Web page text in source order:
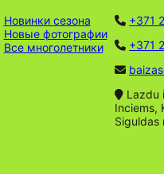
Новинки сезона
Новые фотографии
Все многолетники
+371
+371
Lazdu
Inciems,
Siguldas